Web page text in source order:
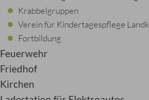
Krabbelgruppen
Verein für Kindertagespflege
Fortbildung
Feuerwehr
Friedhof
Kirchen